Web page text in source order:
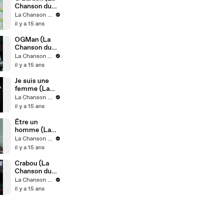
Chanson du
Dimanche, la
Série, saison
La Chanson du Dimanche
il y a 15 ans
OGMan (La
Chanson du
Dimanche, la
Série, saison
La Chanson du Dimanche
il y a 15 ans
Je suis une
femme (La
Chanson du
Dimanche, la
1)
La Chanson du Dimanche
il y a 15 ans
Être un
homme (La
Chanson du
Dimanche, la
1)
La Chanson du Dimanche
il y a 15 ans
Crabou (La
Chanson du
Dimanche, la
Série, saison
La Chanson du Dimanche
il y a 15 ans